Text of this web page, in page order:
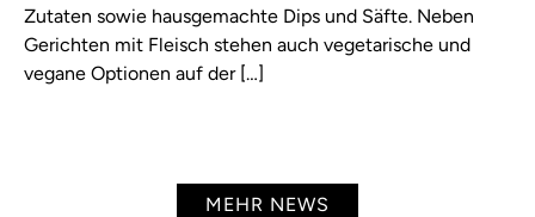
Zutaten sowie hausgemachte Dips und Säfte. Neben
Gerichten mit Fleisch stehen auch vegetarische und
vegane Optionen auf der […]
MEHR NEWS